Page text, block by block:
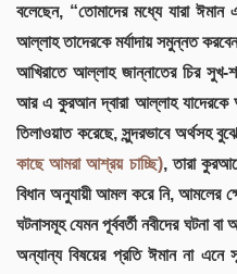
বলেছেন, “তোমাদের মধ্যে যারা ঈমান
আল্লাহ তাদেরকে মর্যাদায় সমুন্নত
আখিরাতে আল্লাহ জান্নাতের চির সুখ-
আর এ কুরআন দ্বারা আল্লাহ যাদেরকে
তিলাওয়াত করেছে, সুন্দরভাবে অর্থসহ
কাছে আমরা আশ্রয় চাচ্ছি), তারা
বিধান অনুযায়ী আমল করে নি, আমলের
ঘটনাসমূহ যেমন পূর্ববর্তী নবীদের ঘটনা
অন্যান্য বিষয়ের প্রতি ঈমান না এনে